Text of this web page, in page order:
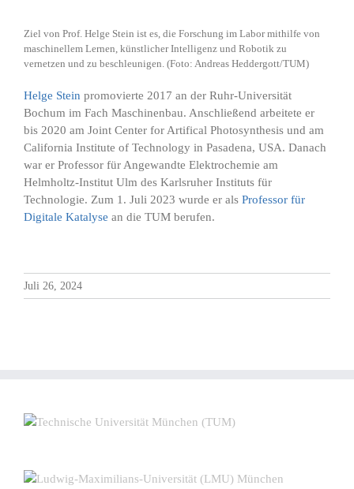
Ziel von Prof. Helge Stein ist es, die Forschung im Labor mithilfe von
maschinellem Lernen, künstlicher Intelligenz und Robotik zu
vernetzen und zu beschleunigen.(Foto: Andreas Heddergott/TUM)
Helge Stein promovierte 2017 an der Ruhr-Universität
Bochum im Fach Maschinenbau. Anschließend arbeitete er
bis 2020 am Joint Center for Artifical Photosynthesis und am
California Institute of Technology in Pasadena, USA. Danach
war er Professor für Angewandte Elektrochemie am
Helmholtz-Institut Ulm des Karlsruher Instituts für
Technologie. Zum 1. Juli 2023 wurde er als Professor für
Digitale Katalyse an die TUM berufen.
Juli 26, 2024